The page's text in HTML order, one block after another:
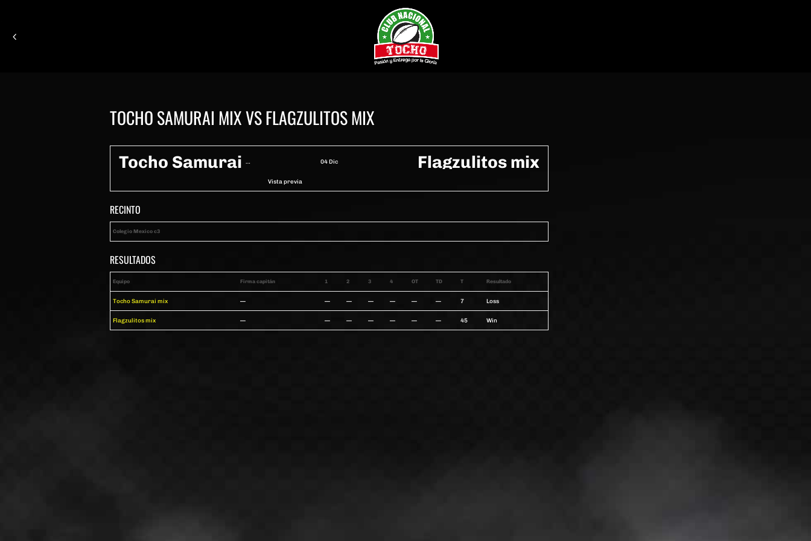
TOCHO SAMURAI MIX VS FLAGZULITOS MIX
Tocho Samurai mix Flagzulitos mix
04 Dic
Vista previa
RECINTO
Colegio Mexico c3
RESULTADOS
Equipo Firma capitán 1 2 3 4 OT TD T Resultado
Tocho Samurai mix — — — — — — — 7 Loss
Flagzulitos mix — — — — — — — 45 Win